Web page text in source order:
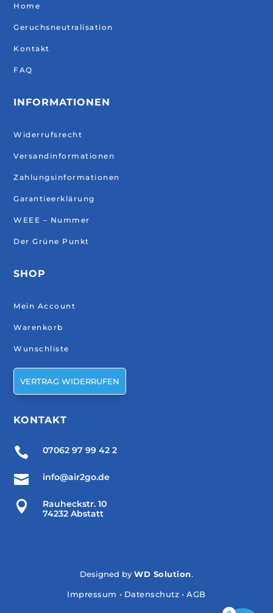
Home
Geruchsneutralisation
Kontakt
FAQ
INFORMATIONEN
Widerrufsrecht
Versandinformationen
Zahlungsinformationen
Garantieerklärung
WEEE – Nummer
Der Grüne Punkt
SHOP
Mein Account
Warenkorb
Wunschliste
VERTRAG WIDERRUFEN
KONTAKT
 07062 97 99 42 2
 info@air2go.de

Rauheckstr. 10
74232 Abstatt
Designed byWD Solution.
Impressum • Datenschutz • AGB